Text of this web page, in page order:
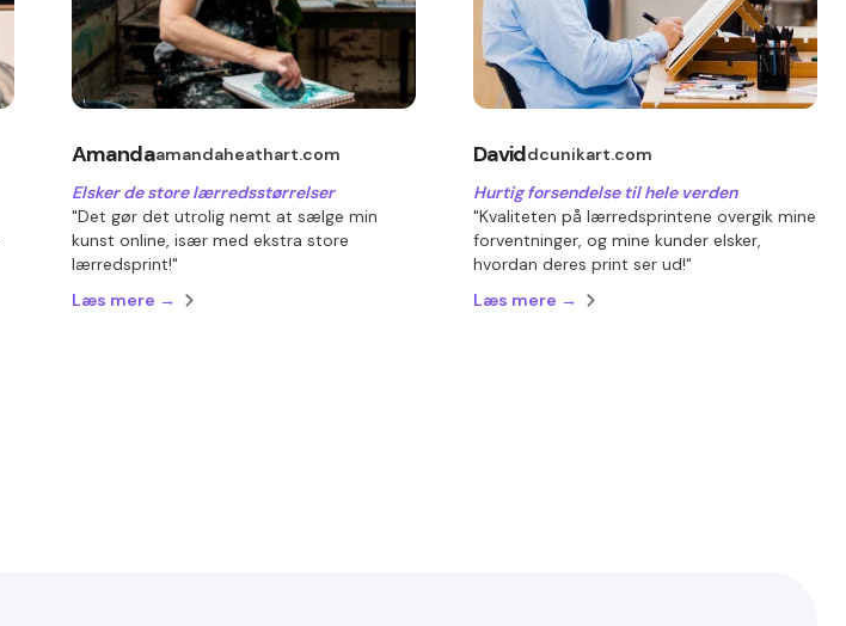
Amandaamandaheathart.com
Elsker de store lærredsstørrelser
"Det gør det utrolig nemt at sælge min
kunst online, især med ekstra store
lærredsprint!"
Læs mere →
Daviddcunikart.com
Hurtig forsendelse til hele verden
"Kvaliteten på lærredsprintene overgik mine
forventninger, og mine kunder elsker,
hvordan deres print ser ud!"
Læs mere →